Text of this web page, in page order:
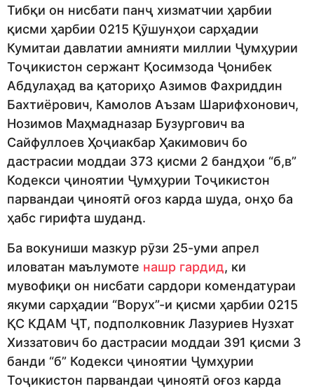
Тибқи он нисбати панҷ хизматчии ҳарбии
қисми ҳарбии 0215 Қӯшунҳои сарҳадии
Кумитаи давлатии амнияти миллии Ҷумҳурии
Тоҷикистон сержант Қосимзода Ҷонибек
Абдулаҳад ва қаториҳо Азимов Фахриддин
Бахтиёрович, Камолов Аъзам Шарифхонович,
Нозимов Маҳмадназар Бузургович ва
Сайфуллоев Ҳоҷиакбар Ҳакимович бо
дастрасии моддаи 373 қисми 2 бандҳои “б,в”
Кодекси ҷиноятии Ҷумҳурии Тоҷикистон
парвандаи ҷиноятӣ оғоз карда шуда, онҳо ба
ҳабс гирифта шуданд.
Ба вокуниши мазкур рӯзи 25-уми апрел
иловатан маълумоте нашр гардид, ки
мувофиқи он нисбати сардори комендатураи
якуми сарҳадии “Ворух”-и қисми ҳарбии 0215
ҚС КДАМ ҶТ, подполковник Лазуриев Нузхат
Хиззатович бо дастрасии моддаи 391 қисми 3
банди “б” Кодекси ҷиноятии Ҷумҳурии
Тоҷикистон парвандаи ҷиноятӣ оғоз карда